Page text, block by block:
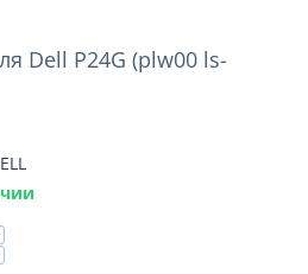
Dell P24G (plw00 ls-